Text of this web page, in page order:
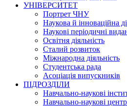
УНІВЕРСИТЕТ
Портрет ЧНУ
Наукова й інноваційна
Наукові періодичні
Освітня діяльність
Сталий розвиток
Міжнародна діяльність
Студентська рада
Асоціація випускників
ПІДРОЗДІЛИ
Навчально-наукові
Навчально-наукові